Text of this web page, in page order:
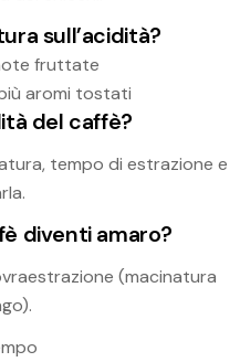
sull’acidità?
fruttate
aromi tostati
del caffè?
tempo di estrazione e
diventi amaro?
(macinatura